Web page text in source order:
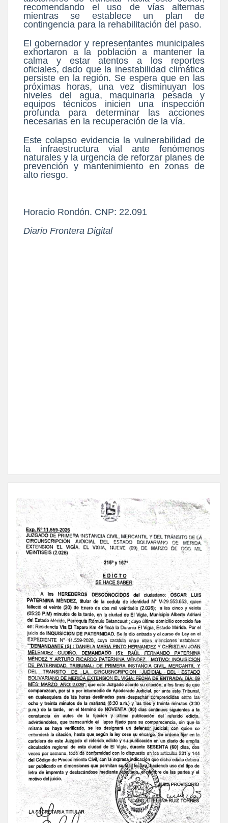
recomendando el uso de vías alternas
mientras se establece un plan de
contingencia para la rehabilitación del paso.
El gobernador y representantes municipales
exhortaron a la población a mantener la
calma y estar atentos a los reportes
oficiales, dado que la inestabilidad climática
persiste en la región. Se espera que en las
próximas horas, una vez disminuyan los
niveles del agua, maquinaria pesada y
equipos técnicos inicien una inspección
profunda para determinar las acciones
necesarias en la recuperación de la vía.
Este colapso evidencia la vulnerabilidad de
la infraestructura vial ante fenómenos
naturales y la urgencia de reforzar planes de
prevención y mantenimiento en zonas de
alto riesgo.
Horacio Rondón. CNP: 22.091
Diario Frontera Digital